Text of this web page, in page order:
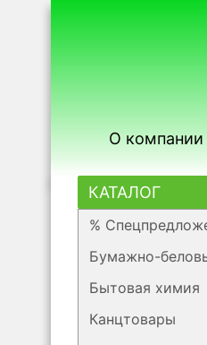
О компании
КАТАЛОГ
%
Бумажно-
Бытовая химия
Канцтовары